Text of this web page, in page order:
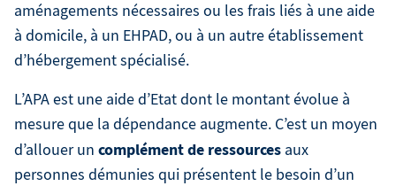
aménagements nécessaires ou les frais liés à une aide
à domicile, à un EHPAD, ou à un autre établissement
d’hébergement spécialisé.
L’APA est une aide d’Etat dont le montant évolue à
mesure que la dépendance augmente. C’est un moyen
d’allouer un complément de ressources aux
personnes démunies qui présentent le besoin d’un